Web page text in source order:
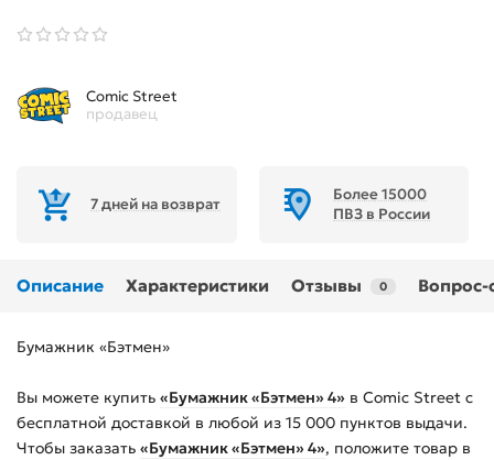
Comic Street
продавец
7 дней на возврат
Более 15000
ПВЗ в России
Описание Характеристики Отзывы 0 Вопрос-
Бумажник «Бэтмен»
Вы можете купить «Бумажник «Бэтмен» 4» в Comic Street с
бесплатной доставкой в любой из 15 000 пунктов выдачи.
Чтобы заказать «Бумажник «Бэтмен» 4», положите товар в